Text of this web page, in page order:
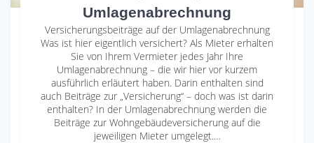
Umlagenabrechnung
Versicherungsbeiträge auf der Umlagenabrechnung
Was ist hier eigentlich versichert? Als Mieter erhalten
Sie von Ihrem Vermieter jedes Jahr Ihre
Umlagenabrechnung – die wir hier vor kurzem
ausführlich erläutert haben. Darin enthalten sind
auch Beiträge zur „Versicherung“ – doch was ist darin
enthalten? In der Umlagenabrechnung werden die
Beiträge zur Wohngebäudeversicherung auf die
jeweiligen Mieter umgelegt.…